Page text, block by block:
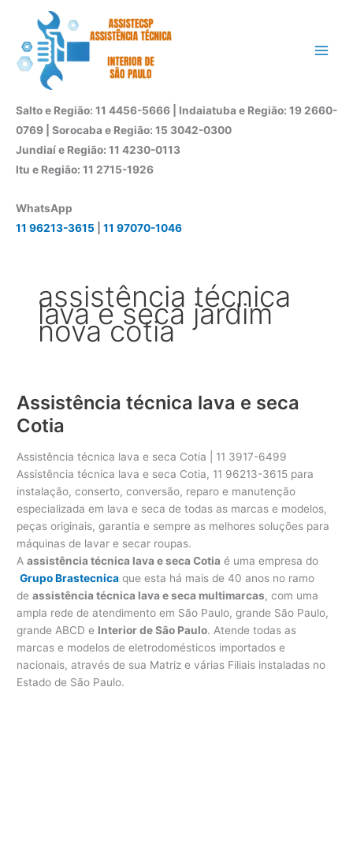
conteúdo
Salto e Região: 11 4456-5666 | Indaiatuba e Região: 19 2660-
0769 | Sorocaba e Região: 15 3042-0300
Jundiaí e Região: 11 4230-0113
Itu e Região: 11 2715-1926
WhatsApp
11 96213-3615
11 97070-1046
assistência técnica
lava e seca jardim
nova cotia
Assistência técnica lava e seca
Cotia
Assistência técnica lava e seca Cotia | 11 3917-6499
Assistência técnica lava e seca Cotia, 11 96213-3615 para
instalação, conserto, conversão, reparo e manutenção
especializada em lava e seca de todas as marcas e modelos,
peças originais, garantia e sempre as melhores soluções para
máquinas de lavar e secar roupas.
Aassistência técnica lava e seca Cotia é uma empresa do
Grupo Brastecnica que esta há mais de 40 anos no ramo
deassistência técnica lava e seca multimarcas, com uma
ampla rede de atendimento em São Paulo, grande São Paulo,
grande ABCD e Interior de São Paulo. Atende todas as
marcas e modelos de eletrodomésticos importados e
nacionais, através de sua Matriz e várias Filiais instaladas no
Estado de São Paulo.